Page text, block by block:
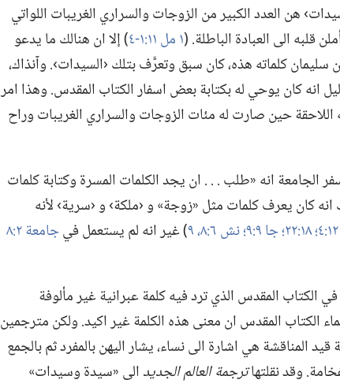
هن العدد الكبير من الزوجات والسراري الغريبات اللواتي
الى العبادة الباطلة.‏ (‏١ مل ١١:‏١-‏٤
‏)‏ إلا ان هنالك ما يدعو
كلماته هذه،‏ كان سبق وتعرَّف بتلك ‹السيدات›.‏ وآنذاك،‏
انه كان يوحي له بكتابة بعض اسفار الكتاب المقدس.‏ وهذا امر
حين صارت له مئات الزوجات والسراري الغريبات وراح
الجامعة انه «طلب .‏ .‏ .‏ ان يجد الكلمات المسرة وكتابة كلمات
كان يعرف كلمات مثل «زوجة» و ‹ملكة› و ‹سرية› لأنه
١٨:‏٢٢؛‏ جا ٩:‏٩؛‏ نش ٦:‏٨،‏ ٩ ‏)‏ غير انه لم يستعمل فيجامعة ٢:‏٨
الكتاب المقدس الذي ترد فيه كلمة عبرانية غير مألوفة
الكتاب المقدس ان معنى هذه الكلمة غير اكيد.‏ ولكن مترجمين
المناقشة هي اشارة الى نساء،‏ يشار اليهن بالمفرد ثم بالجمع
وقد نقلتهاترجمة العالم الجديدالى «سيدة وسيدات»